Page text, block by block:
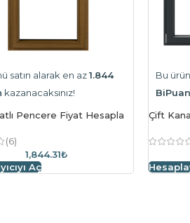
satın alarak en az1.844
kazanacaksınız!
Pencere Fiyat Hesapla
(6)
1,844.31₺
Aç
Bu
BiPuan
Çift